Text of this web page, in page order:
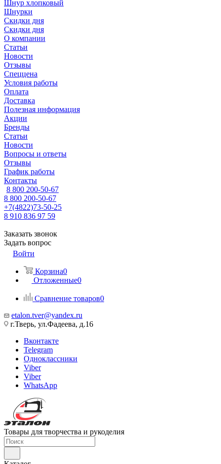
Шнур хлопковый
Шнурки
Скидки дня
Скидки дня
О компании
Статьи
Новости
Отзывы
Спеццена
Условия работы
Оплата
Доставка
Полезная информация
Акции
Бренды
Статьи
Новости
Вопросы и ответы
Отзывы
График работы
Контакты
8 800 200-50-67
8 800 200-50-67
+7(4822)73-50-25
8 910 836 97 59
Заказать звонок
Задать вопрос
Войти
Корзина0
Отложенные0
Сравнение товаров0
etalon.tver@yandex.ru
г.Тверь, ул.Фадеева, д.16
Вконтакте
Telegram
Одноклассники
Viber
Viber
WhatsApp
Товары для творчества и рукоделия